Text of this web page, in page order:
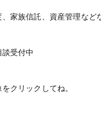
家族信託、資産管理など
受付中
クリックしてね。